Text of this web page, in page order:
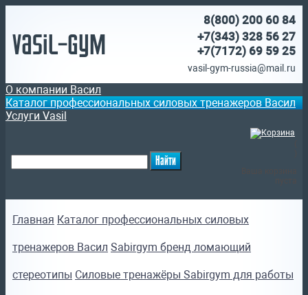
Vasil-Gym
8(800) 200 60 84
+7(343) 328 56 27
+7(7172) 69 59 25
vasil-gym-russia@mail.ru
О компании Васил
Каталог профессиональных силовых тренажеров Васил
Услуги Vasil
Главная Каталог профессиональных силовых
тренажеров Васил Sabirgym бренд ломающий
стереотипы Силовые тренажёры Sabirgym для работы